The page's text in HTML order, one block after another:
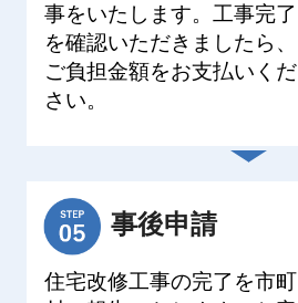
事をいたします。工事完了
を確認いただきましたら、
ご負担金額をお支払いくだ
さい。
事後申請
住宅改修工事の完了を市町